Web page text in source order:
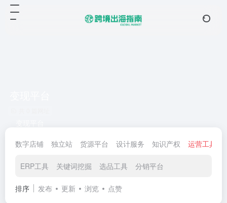
数字店铺 独立站 货源平台 设计服务 知识产权 运营工具
ERP工具 关键词挖掘 选品工具 分销平台
排序 发布 更新 浏览 点赞